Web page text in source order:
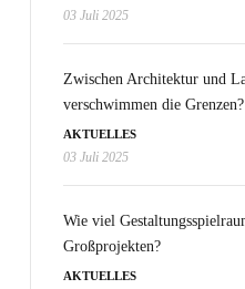
03 Juli 2025
Zwischen Architektur und
verschwimmen die Grenzen?
AKTUELLES
03 Juli 2025
Wie viel
Großprojekten?
AKTUELLES